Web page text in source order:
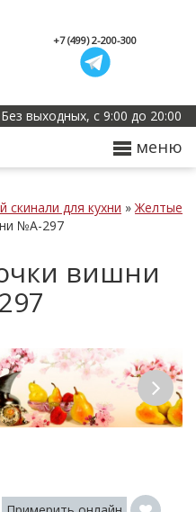
+7 (499) 2-200-300
Без выходных, с 9:00 до 20:00
меню
скинали для кухни »Желтые
№А-297
вишни